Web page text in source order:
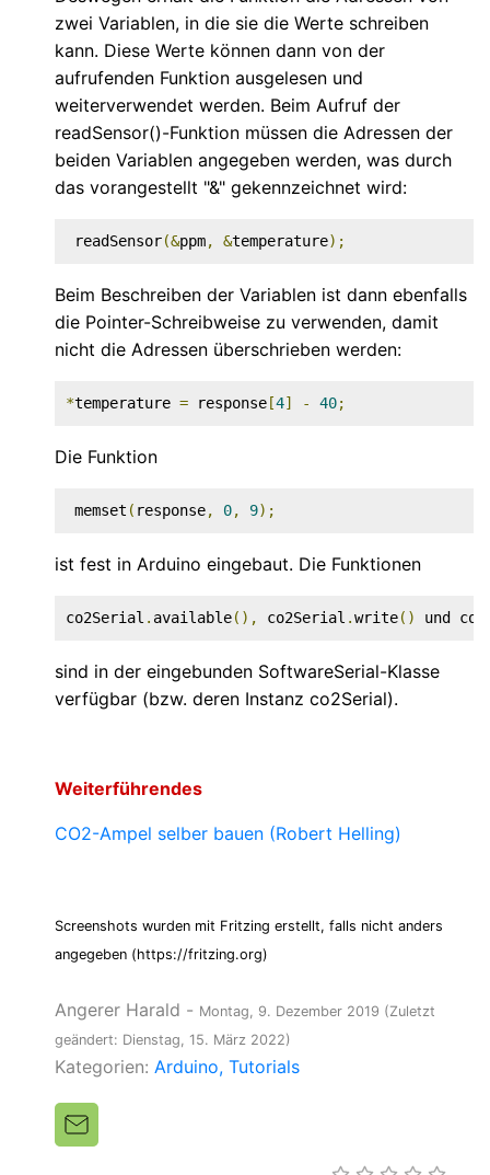
zwei Variablen, in die sie die Werte schreiben
kann. Diese Werte können dann von der
aufrufenden Funktion ausgelesen und
weiterverwendet werden. Beim Aufruf der
readSensor()-Funktion müssen die Adressen der
beiden Variablen angegeben werden, was durch
das vorangestellt "&" gekennzeichnet wird:
readSensor(&ppm, &temperature);
Beim Beschreiben der Variablen ist dann ebenfalls
die Pointer-Schreibweise zu verwenden, damit
nicht die Adressen überschrieben werden:
*temperature = response [4] - 40;
Die Funktion
memset ( response, 0, 9);
ist fest in Arduino eingebaut. Die Funktionen
co2Serial . available(), co2Serial .write() und
sind in der eingebunden SoftwareSerial-Klasse
verfügbar (bzw. deren Instanz co2Serial).
Weiterführendes
CO2-Ampel selber bauen (Robert Helling)
Screenshots wurden mit Fritzing erstellt, falls nicht anders
angegeben (https://fritzing.org)
Angerer Harald - Montag, 9. Dezember 2019 (Zuletzt
geändert: Dienstag, 15. März 2022)
Kategorien: Arduino Tutorials